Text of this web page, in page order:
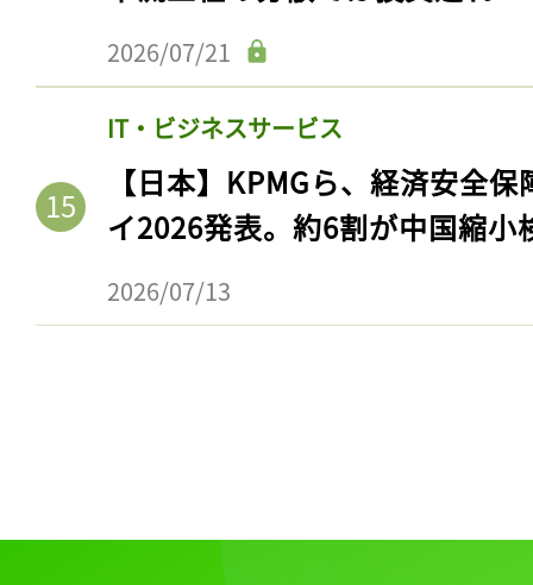
2026/07/21
IT・ビジネスサービス
【日本】KPMGら、経済安全
イ2026発表。約6割が中国縮小
2026/07/13